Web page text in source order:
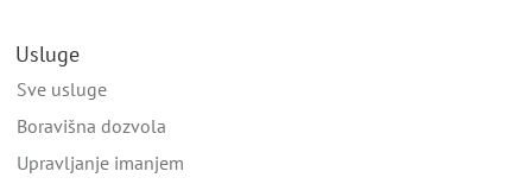
Usluge
Sve usluge
Boravišna dozvola
Upravljanje imanjem